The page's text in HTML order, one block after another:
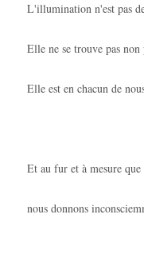
L'illumination n'est pas
Elle ne se trouve pas non
Elle est en chacun de
Et au fur et à mesure
nous donnons